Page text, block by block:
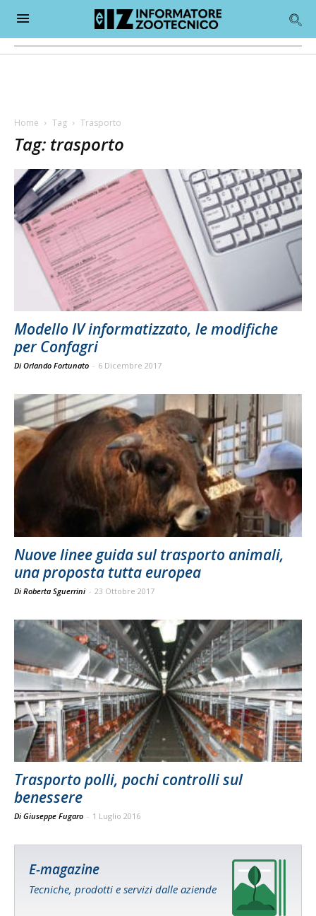
Home Tag Trasporto
Tag: trasporto
Modello IV informatizzato, le modifiche
per Confagri
Di Orlando Fortunato - 6 Dicembre 2017
Nuove linee guida sul trasporto animali,
una proposta tutta europea
Di Roberta Sguerrini - 23 Ottobre 2017
Trasporto polli, pochi controlli sul
benessere
Di Giuseppe Fugaro - 1 Luglio 2016
E-magazine
Tecniche, prodotti e servizi dalle aziende